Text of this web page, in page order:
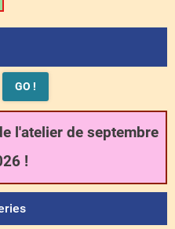
l'atelier de septembre
!